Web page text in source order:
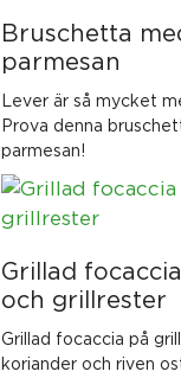
Bruschetta
parmesan
Lever är så mycket
Prova denna
parmesan!
Grillad
och grillrester
Grillad focaccia på
koriander och riven